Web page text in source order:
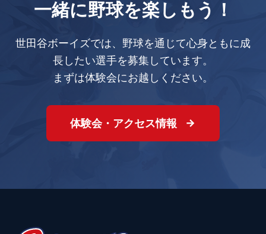
一緒に野球を楽しもう！
世田谷ボーイズでは、野球を通じて心身ともに成
長したい選手を募集しています。
まずは体験会にお越しください。
体験会・アクセス情報